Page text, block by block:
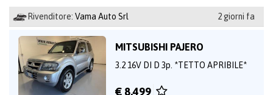
Rivenditore: Vama Auto Srl 2 giorni fa
MITSUBISHI PAJERO
3.2 16V DI D 3p. *TETTO APRIBILE*
€ 8.499